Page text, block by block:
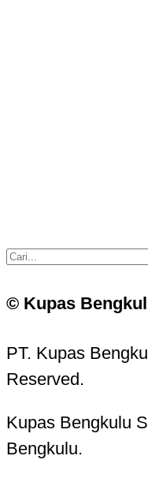
© Kupas
PT. Kupas
Reserved.
Kupas Bengkulu
Bengkulu.